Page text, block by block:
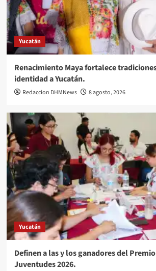
Yucatán
Renacimiento Maya fortalece
identidad a Yucatán.
Redaccion DHMNews 8 agosto, 2026
Yucatán
Definen a las y los ganadores del
Juventudes 2026.